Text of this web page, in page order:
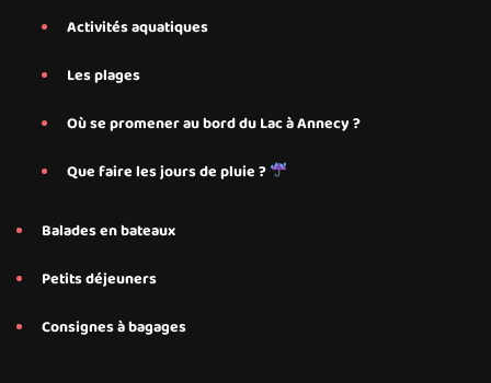
Activités aquatiques
Les plages
Où se promener au bord du Lac à Annecy ?
Que faire les jours de pluie ?
Balades en bateaux
Petits déjeuners
Consignes à bagages